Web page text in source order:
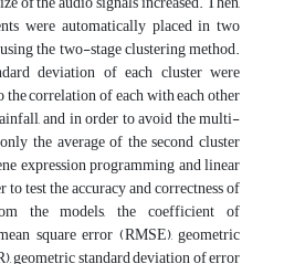
were automatically placed in two
the two-stage clustering method.
deviation of each cluster were
correlation of each with each other
and in order to avoid the multi-
the average of the second cluster
expression programming and linear
test the accuracy and correctness of
the models, the coefficient of
square error (RMSE), geometric